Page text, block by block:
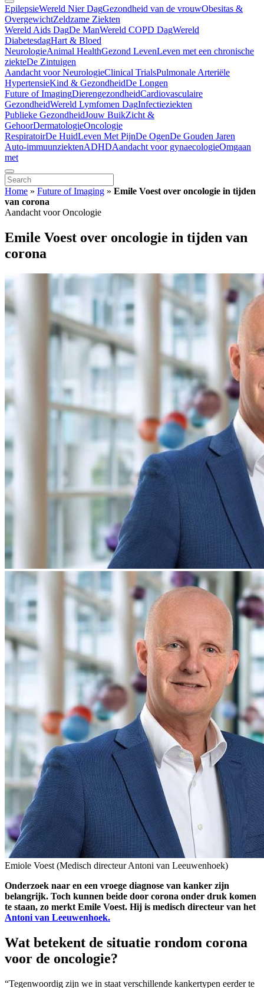
EpilepsieWereld Nier DagGezondheid van de vrouwObesitas &
OvergewichtZeldzame Ziekten
Wereld Aids DagDe ManWereld COPD DagWereld
DiabetesdagHart & Bloed
NeurologieAnimal HealthGezond LevenLeven met een chronische
ziekteDe Zintuigen
Aandacht voor NeurologieClinical TrialsPulmonale Arteriële
HypertensieKind & GezondheidDe Longen
Future of ImagingDierengezondheidCardiovasculaire
GezondheidWereld Lymfomen DagInfectieziekten
Publieke GezondheidJouw BuikZicht &
GehoorDermatologieOncologie
RespiratoirDe HuidLeven Met PijnDe OgenDe Gouden Jaren
Auto-immuunziektenADHDAandacht voor gynaecologieOmgaan
met
Home » Future of Imaging » Emile Voest over oncologie in tijden
van corona
Aandacht voor Oncologie
Emile Voest over oncologie in tijden van
corona
Emiole Voest (Medisch directeur Antoni van Leeuwenhoek)
Onderzoek naar en een vroege diagnose van kanker zijn
belangrijk. Toch kunnen beide door corona onder druk komen
te staan, zo merkt Emile Voest. Hij is medisch directeur van het
Antoni van Leeuwenhoek.
Wat betekent de situatie rondom corona
voor de oncologie?
“Tegenwoordig zijn we in staat verschillende kankertypen eerder te